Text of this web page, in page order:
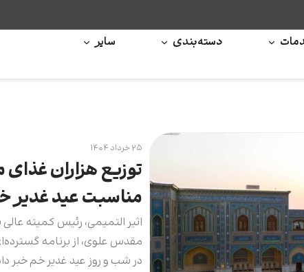
دسته‌بندی سایر
۲۵ خرداد ۱۴۰۴
توزیع هزاران غذای
مناسبت عید غدیر
اثیر التمیمی، رئیس کمیته
مقدس علوی، از برنامه
در شب و روز عید غدیر خم خبر